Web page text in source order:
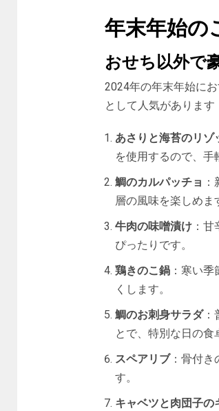
年末年始の
おせち以外で
2024年の年末年始に
として人気があります
あさりと海苔のリゾ
を使用するので、手
鯛のカルパッチョ
層の風味を楽しめま
牛肉の味噌漬け：甘
ぴったりです。
鶏きのこ鍋：寒い季
くします。
鯛のお刺身サラダ：
とで、特別な日の食
スペアリブ：骨付き
す。
キャベツと肉団子の